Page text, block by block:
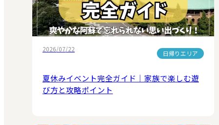
2026/07/22
日帰りエリア
夏休みイベント完全ガイド｜家族で楽しむ遊
び方と攻略ポイント